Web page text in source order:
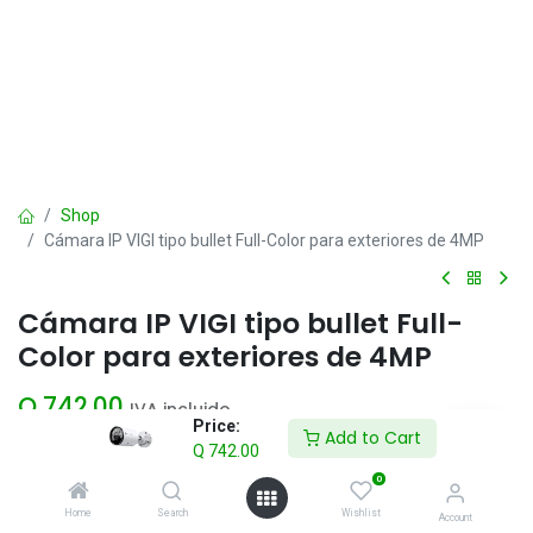
Price:
Q 742.00
Add to Cart
Home Search
0
Wishlist Account
Shop
Cámara IP VIGI tipo bullet Full-Color para exteriores de 4MP
Cámara IP VIGI tipo bullet Full-
Color para exteriores de 4MP
Q 742.00 IVA incluido
Add to Cart